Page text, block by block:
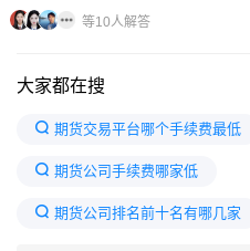
有最低，而目前手续费可以调低优
货，...
等10人解答
大家都在搜
期货交易平台哪个手续费最低
期货公司手续费哪家低
期货公司排名前十名有哪几家